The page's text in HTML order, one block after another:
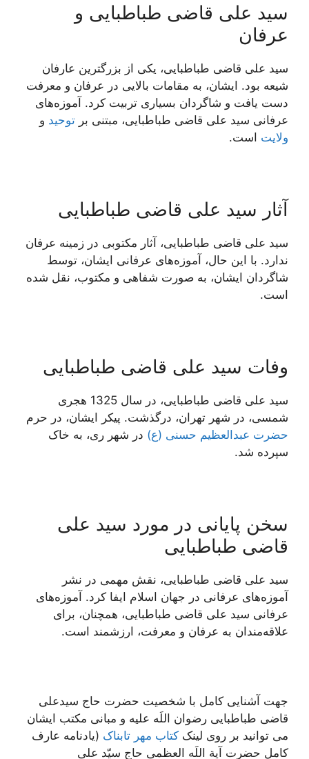
سید علی قاضی طباطبایی و
عرفان
سید علی قاضی طباطبایی، یکی از بزرگترین عارفان
شیعه بود. ایشان، به مقامات بالایی در عرفان و معرفت
دست یافت و شاگردان بسیاری تربیت کرد. آموزه‌های
عرفانی سید علی قاضی طباطبایی، مبتنی بر توحید و
ولایت است.
آثار سید علی قاضی طباطبایی
سید علی قاضی طباطبایی، آثار مکتوبی در زمینه عرفان
ندارد. با این حال، آموزه‌های عرفانی ایشان، توسط
شاگردان ایشان، به صورت شفاهی و مکتوب، نقل شده
است.
وفات سید علی قاضی طباطبایی
سید علی قاضی طباطبایی، در سال 1325 هجری
شمسی، در شهر تهران، درگذشت. پیکر ایشان، در حرم
حضرت عبدالعظیم حسنی (ع) در شهر ری، به خاک
سپرده شد.
سخن پایانی در مورد سید علی
قاضی طباطبایی
سید علی قاضی طباطبایی، نقش مهمی در نشر
آموزه‌های عرفانی در جهان اسلام ایفا کرد. آموزه‌های
عرفانی سید علی قاضی طباطبایی، همچنان، برای
علاقه‌مندان به عرفان و معرفت، ارزشمند است.
جهت آشنایی کامل با شخصیت حضرت حاج سیدعلی
قاضی طباطبایی رضوان اللَه علیه و مبانی مکتب ایشان
می توانید بر روی لینک کتاب مهر تابناک (يادنامه عارف
کامل حضرت آیة اللَه العظمی حاج سیّد علی